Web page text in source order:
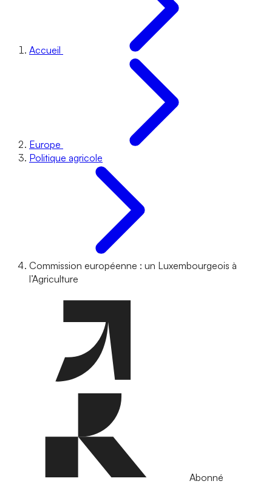
Accueil
Europe
Politique agricole
Commission européenne : un Luxembourgeois à
l’Agriculture
Abonné